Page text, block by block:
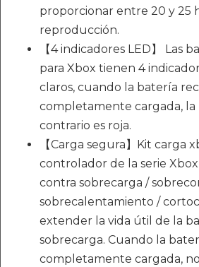
proporcionar entre 20 y 25
reproducción.
【4 indicadores LED】 Las
para Xbox tienen 4
claros, cuando la batería
completamente cargada, la
contrario es roja.
【Carga segura】Kit carga
controlador de la serie
contra sobrecarga /
sobrecalentamiento /
extender la vida útil de la
sobrecarga. Cuando la
completamente cargada,